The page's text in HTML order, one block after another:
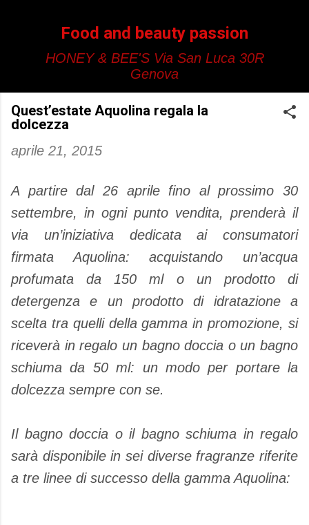
Food and beauty passion
HONEY & BEE'S Via San Luca 30R
Genova
Quest’estate Aquolina regala la
dolcezza
aprile 21, 2015
A partire dal 26 aprile fino al prossimo 30
settembre, in ogni punto vendita, prenderà il
via un’iniziativa dedicata ai consumatori
firmata Aquolina: acquistando un’acqua
profumata da 150 ml o un prodotto di
detergenza e un prodotto di idratazione a
scelta tra quelli della gamma in promozione, si
riceverà in regalo un bagno doccia o un bagno
schiuma da 50 ml: un modo per portare la
dolcezza sempre con se.
Il bagno doccia o il bagno schiuma in regalo
sarà disponibile in sei diverse fragranze riferite
a tre linee di successo della gamma Aquolina: